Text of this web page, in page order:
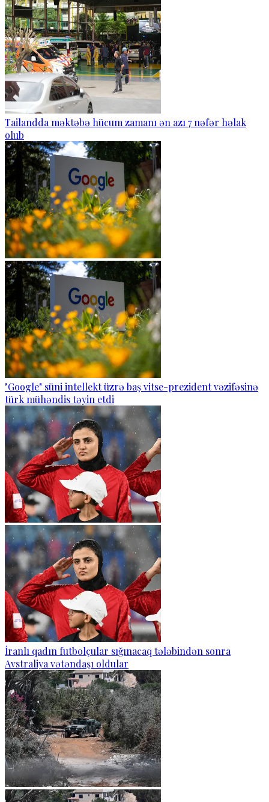
Tailandda məktəbə hücum zamanı ən azı 7 nəfər həlak
olub
"Google" süni intellekt üzrə baş vitse-prezident vəzifəsinə
türk mühəndis təyin etdi
İranlı qadın futbolçular sığınacaq tələbindən sonra
Avstraliya vətəndaşı oldular